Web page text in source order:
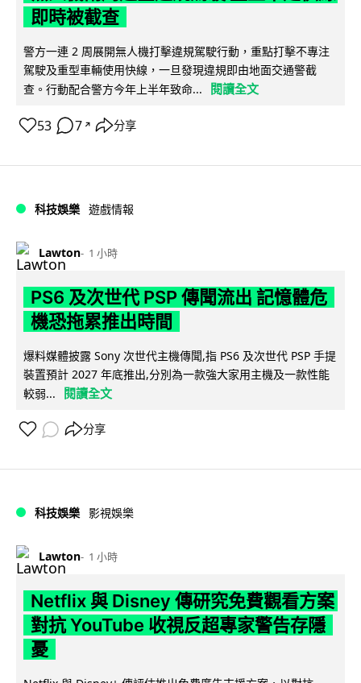
即時被截查
警方一連 2 周展開無人機打擊違規駕駛行動，重點打擊不專注
駕駛及重型車輛使用快線，一旦發現違規即由地面交通警截
查。行動配合警方今年上半年致命...
閱讀全文
53 7 ↗ 分享
科技娛樂 遊戲情報
Lawton 1 小時
PS6 及次世代 PSP 傳聞流出 記憶體危
機恐拖累推出時間
爆料媒體披露 Sony 次世代主機傳聞,指 PS6 及次世代 PSP 手提
裝置預計 2027 年底推出,分別為一款強大家用主機及一款性能
較弱...
閱讀全文
分享
科技娛樂 影視娛樂
Lawton 1 小時
Netflix 與 Disney 傳研究免費觀看方案
對抗 YouTube 收視反超專家警告存隱
憂